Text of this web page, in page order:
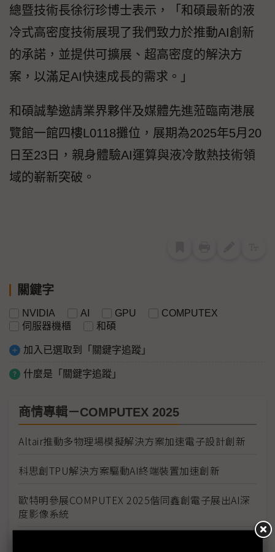
總暨技術長徐衍珍博士表示，「和碩最新的液
冷式高密度技術展現了我們致力於推動AI創新
的承諾，並提供可擴展、超高密度的解決方
案，以滿足AI快速成長的需求。」
和碩誠摯邀請業界夥伴及媒體先進蒞臨南港展
覽館一館四樓L0118攤位，展期為2025年5月20
日至23日，親身體驗AI運算與液冷散熱技術領
域的嶄新突破。
關鍵字
NVIDIA AI GPU
COMPUTEX
伺服器機櫃
和碩
加入已選取到「關鍵字追蹤」
什麼是「關鍵字追蹤」
商情專輯－COMPUTEX 2025
Altair推動多物理場模擬解決方案加速電子設計創新
科思創TPU解決方案驅動AI終端裝置加速創新
歐特明參展COMPUTEX 2025偕同鑫創電子展出AI深
度影像系統